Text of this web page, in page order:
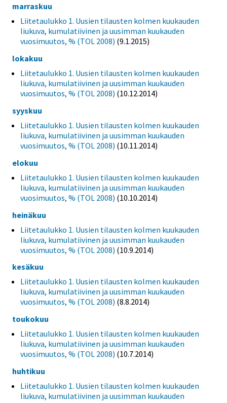
marraskuu
Liitetaulukko 1. Uusien tilausten kolmen kuukauden
liukuva, kumulatiivinen ja uusimman kuukauden
vuosimuutos, % (TOL 2008) (9.1.2015)
lokakuu
Liitetaulukko 1. Uusien tilausten kolmen kuukauden
liukuva, kumulatiivinen ja uusimman kuukauden
vuosimuutos, % (TOL 2008) (10.12.2014)
syyskuu
Liitetaulukko 1. Uusien tilausten kolmen kuukauden
liukuva, kumulatiivinen ja uusimman kuukauden
vuosimuutos, % (TOL 2008) (10.11.2014)
elokuu
Liitetaulukko 1. Uusien tilausten kolmen kuukauden
liukuva, kumulatiivinen ja uusimman kuukauden
vuosimuutos, % (TOL 2008) (10.10.2014)
heinäkuu
Liitetaulukko 1. Uusien tilausten kolmen kuukauden
liukuva, kumulatiivinen ja uusimman kuukauden
vuosimuutos, % (TOL 2008) (10.9.2014)
kesäkuu
Liitetaulukko 1. Uusien tilausten kolmen kuukauden
liukuva, kumulatiivinen ja uusimman kuukauden
vuosimuutos, % (TOL 2008) (8.8.2014)
toukokuu
Liitetaulukko 1. Uusien tilausten kolmen kuukauden
liukuva, kumulatiivinen ja uusimman kuukauden
vuosimuutos, % (TOL 2008) (10.7.2014)
huhtikuu
Liitetaulukko 1. Uusien tilausten kolmen kuukauden
liukuva, kumulatiivinen ja uusimman kuukauden